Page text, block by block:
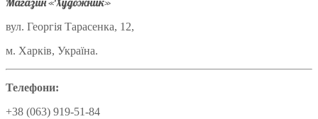
вул. Георгія Тарасенка, 12,
м. Харків, Україна.
Телефони:
+38 (063) 919-51-84